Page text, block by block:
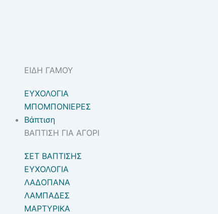
ΕΙΔΗ ΓΑΜΟΥ
ΕΥΧΟΛΟΓΙΑ
ΜΠΟΜΠΟΝΙΕΡΕΣ
Βάπτιση
ΒΑΠΤΙΣΗ ΓΙΑ ΑΓΟΡΙ
ΣΕΤ ΒΑΠΤΙΣΗΣ
ΕΥΧΟΛΟΓΙΑ
ΛΑΔΟΠΑΝΑ
ΛΑΜΠΑΔΕΣ
ΜΑΡΤΥΡΙΚΑ